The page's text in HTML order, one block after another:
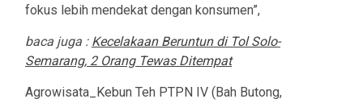
fokus lebih mendekat dengan konsumen”,
baca juga : Kecelakaan Beruntun di Tol Solo-
Semarang, 2 Orang Tewas Ditempat
Agrowisata_Kebun Teh PTPN IV (Bah Butong,